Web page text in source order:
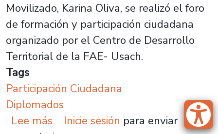
Movilizado, Karina Oliva, se realizó el foro
de formación y participación ciudadana
organizado por el Centro de Desarrollo
Territorial de la FAE- Usach.
Tags
Participación Ciudadana
Diplomados
Lee más sobre Centro de Desarrollo
Inicie sesión para enviar